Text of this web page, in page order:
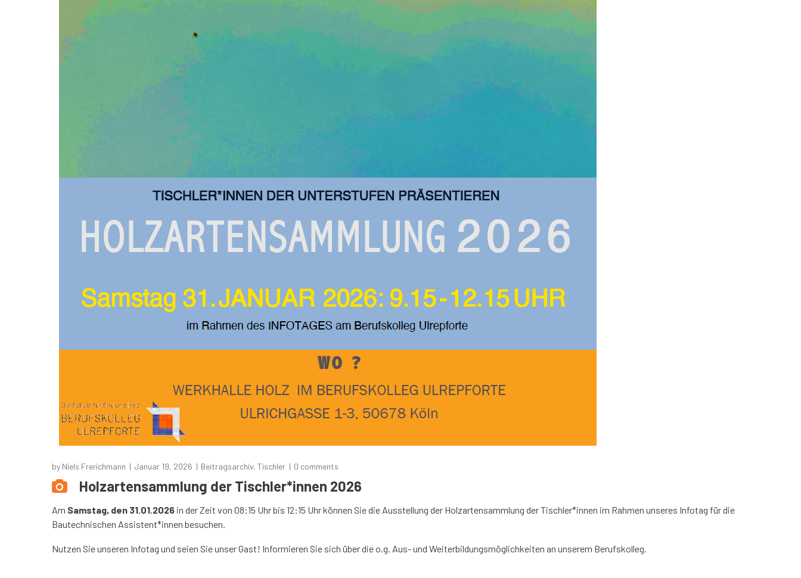
by Niels Frerichmann Januar 19, 2026 Beitragsarchiv, Tischler 0 comments
Holzartensammlung der Tischler*innen 2026
Am Samstag, den 31.01.2026 in der Zeit von 08:15 Uhr bis 12:15 Uhr können Sie die Ausstellung der Holzartensammlung der Tischler*innen im Rahmen unseres Infotag fürdie
Bautechnischen Assistent*innen besuchen.
Nutzen Sie unseren Infotag und seien Sie unser Gast! Informieren Sie sich über die o.g. Aus- und Weiterbildungsmöglichkeiten an unserem Berufskolleg.